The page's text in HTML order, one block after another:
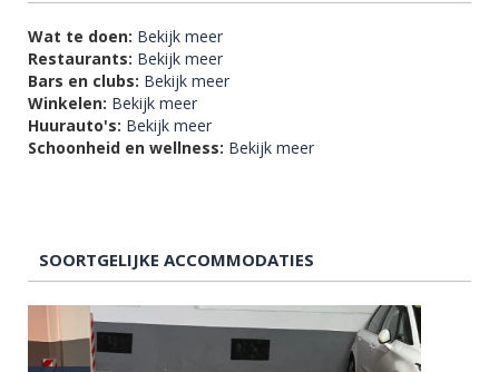
Wat te doen: Bekijk meer
Restaurants: Bekijk meer
Bars en clubs: Bekijk meer
Winkelen: Bekijk meer
Huurauto's: Bekijk meer
Schoonheid en wellness: Bekijk meer
SOORTGELIJKE ACCOMMODATIES